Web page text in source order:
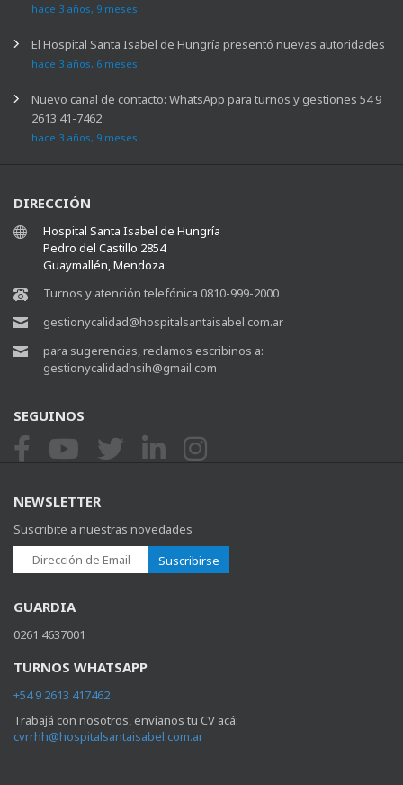
hace 3 años, 9 meses
El Hospital Santa Isabel de Hungría presentó nuevas autoridades
hace 3 años, 6 meses
Nuevo canal de contacto: WhatsApp para turnos y gestiones 54 9
2613 41-7462
hace 3 años, 9 meses
DIRECCIÓN
Hospital Santa Isabel de Hungría
Pedro del Castillo 2854
Guaymallén, Mendoza
Turnos y atención telefónica 0810-999-2000
gestionycalidad@hospitalsantaisabel.com.ar
para sugerencias, reclamos escribinos a:
gestionycalidadhsih@gmail.com
SEGUINOS
NEWSLETTER
Suscribite a nuestras novedades
Suscribirse
GUARDIA
0261 4637001
TURNOS WHATSAPP
+54 9 2613 417462
Trabajá con nosotros, envianos tu CV acá:
cvrrhh@hospitalsantaisabel.com.ar